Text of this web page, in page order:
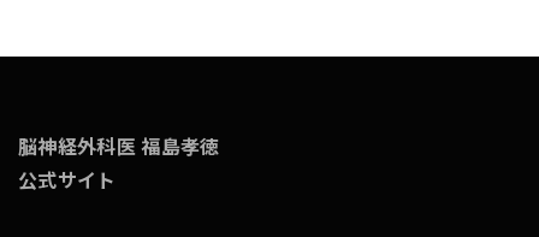
脳神経外科医 福島孝徳
公式サイト